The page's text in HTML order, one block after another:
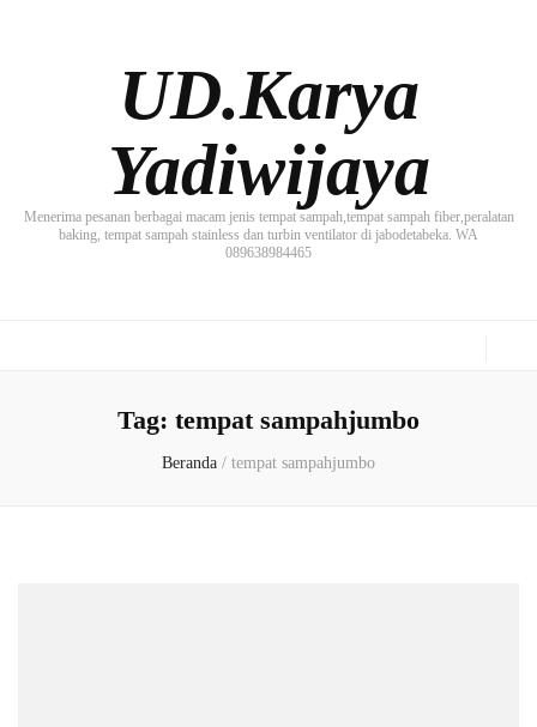
UD.Karya
Yadiwijaya
Menerima pesanan berbagai macam jenis tempat sampah,tempat sampah fiber,peralatan
baking, tempat sampah stainless dan turbin ventilator di jabodetabeka. WA
089638984465
Tag: tempat sampahjumbo
Beranda / tempat sampahjumbo